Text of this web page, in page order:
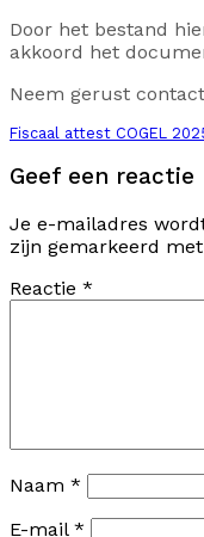
Door het bestand
akkoord het
Neem gerust
Fiscaal attest COGEL
Geef een reactie
Je e-mailadres
zijn gemarkeerd met
Reactie *
Naam *
E-mail *